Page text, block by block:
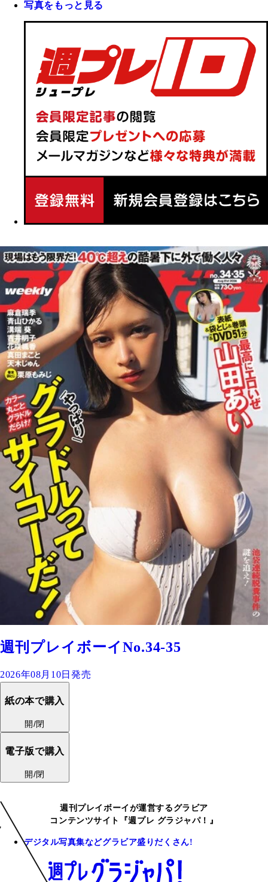
写真をもっと見る
週刊プレイボーイNo.34-35
2026年08月10日発売
紙の本で購入
開/閉
電子版で購入
開/閉
週刊プレイボーイが運営するグラビア
コンテンツサイト『週プレ グラジャパ！』
デジタル写真集などグラビア盛りだくさん!